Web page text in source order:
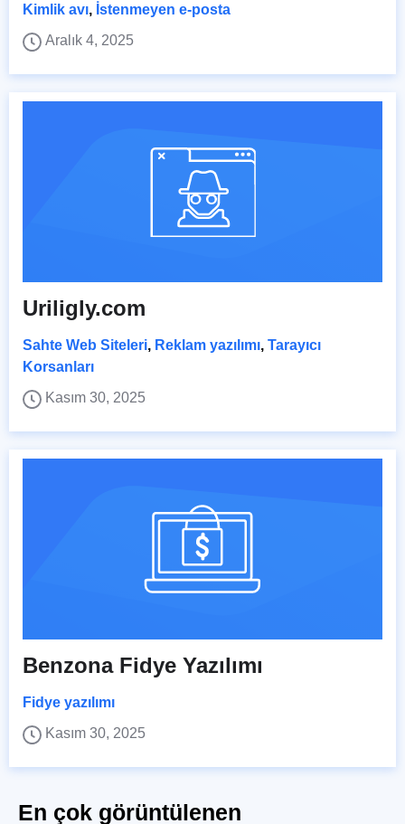
Kimlik avı, İstenmeyen e-posta
Aralık 4, 2025
Uriligly.com
Sahte Web Siteleri, Reklam yazılımı, Tarayıcı
Korsanları
Kasım 30, 2025
Benzona Fidye Yazılımı
Fidye yazılımı
Kasım 30, 2025
En çok görüntülenen